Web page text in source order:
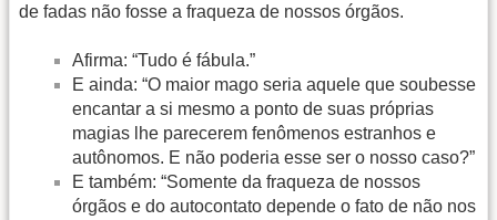
de fadas não fosse a fraqueza de nossos órgãos.
Afirma: “Tudo é fábula.”
E ainda: “O maior mago seria aquele que soubesse
encantar a si mesmo a ponto de suas próprias
magias lhe parecerem fenômenos estranhos e
autônomos. E não poderia esse ser o nosso caso?”
E também: “Somente da fraqueza de nossos
órgãos e do autocontato depende o fato de não nos